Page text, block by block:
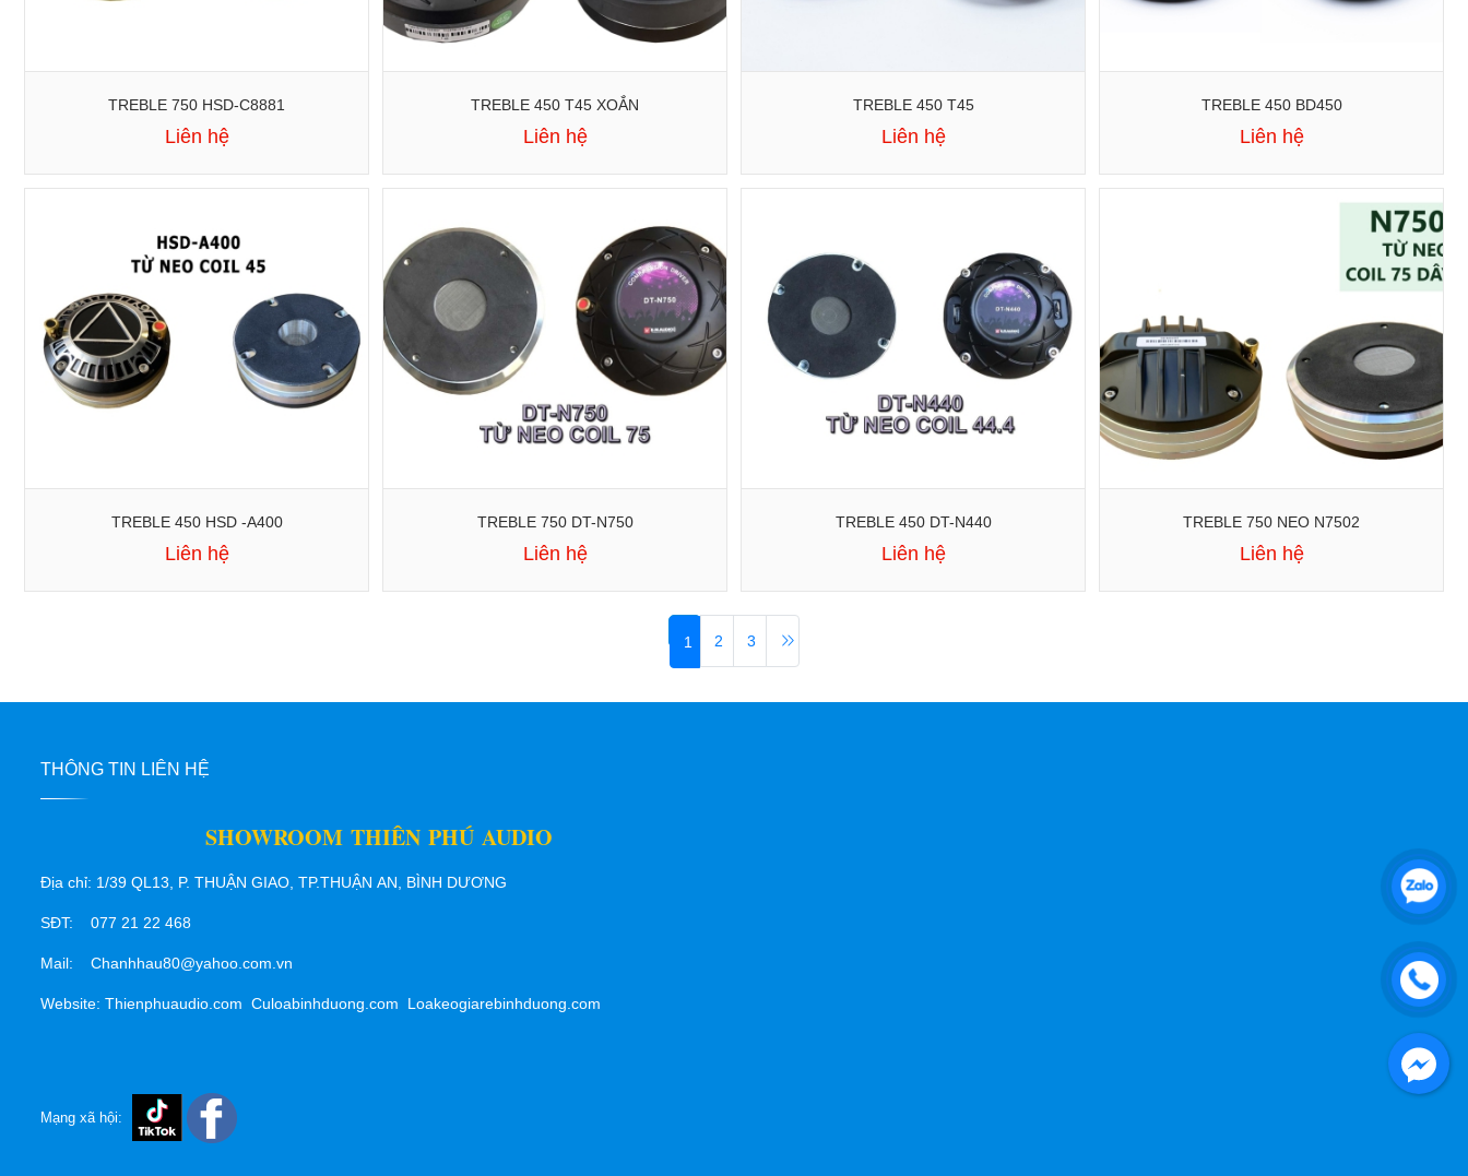
TREBLE 750 HSD-C8881
Liên hệ
TREBLE 450 T45 XOẮN
Liên hệ
TREBLE 450 T45
Liên hệ
TREBLE 450 BD450
Liên hệ
TREBLE 450 HSD -A400
Liên hệ
TREBLE 750 DT-N750
Liên hệ
TREBLE 450 DT-N440
Liên hệ
TREBLE 750 NEO N7502
Liên hệ
1 2 3
THÔNG TIN LIÊN HỆ
SHOWROOM THIÊN PHÚ AUDIO
Địa chỉ: 1/39 QL13, P. THUẬN GIAO, TP.THUẬN AN, BÌNH DƯƠNG
SĐT: 077 21 22 468
Mail: Chanhhau80@yahoo.com.vn
Website: Thienphuaudio.com Culoabinhduong.com Loakeogiarebinhduong.com
Mạng xã hội: